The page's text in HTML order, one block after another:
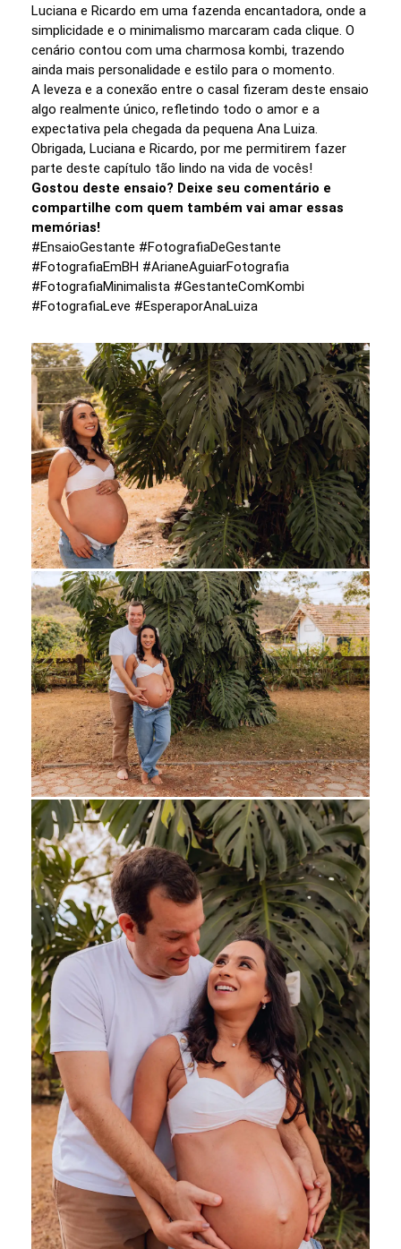
Luciana e Ricardo em uma fazenda encantadora, onde a
simplicidade e o minimalismo marcaram cada clique. O
cenário contou com uma charmosa kombi, trazendo
ainda mais personalidade e estilo para o momento.
A leveza e a conexão entre o casal fizeram deste ensaio
algo realmente único, refletindo todo o amor e a
expectativa pela chegada da pequena Ana Luiza.
Obrigada, Luciana e Ricardo, por me permitirem fazer
parte deste capítulo tão lindo na vida de vocês!
Gostou deste ensaio? Deixe seu comentário e
compartilhe com quem também vai amar essas
memórias!
#EnsaioGestante #FotografiaDeGestante
#FotografiaEmBH #ArianeAguiarFotografia
#FotografiaMinimalista #GestanteComKombi
#FotografiaLeve #EsperaporAnaLuiza